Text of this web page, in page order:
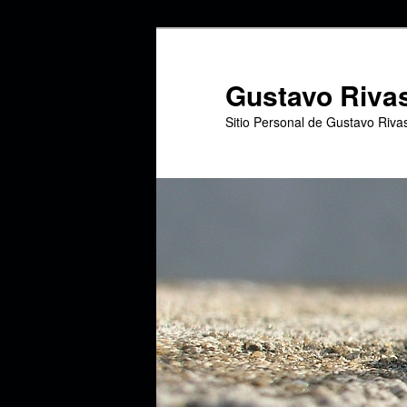
Gustavo
Sitio Personal de Gustavo